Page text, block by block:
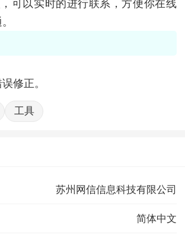
可以实时的进行联系，方便你在线
修正。
工具
苏州网信信息科技有限公司
简体中文